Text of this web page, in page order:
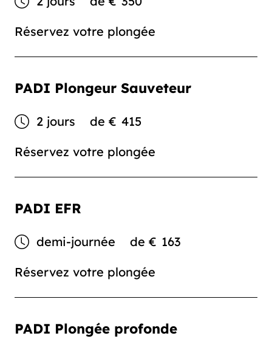
Réservez votre plongée
PADI Plongeur Sauveteur
2 jours de € 415
Réservez votre plongée
PADI EFR
demi-journée de € 163
Réservez votre plongée
PADI Plongée profonde